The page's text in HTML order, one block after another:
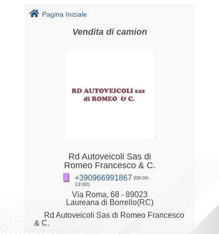
Pagina Iniziale
Vendita di camion
Rd Autoveicoli Sas di
Romeo Francesco & C.
+390966991867 (08:00-
13:00)
Via Roma, 68 - 89023
Laureana di Borrello(RC)
Rd Autoveicoli Sas di Romeo Francesco
& C.